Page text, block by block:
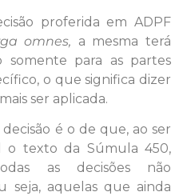
proferida em ADPF
omnes, a mesma terá
somente para as partes
o que significa dizer
ser aplicada.
é o de que, ao ser
o texto da Súmula 450,
as decisões não
seja, aquelas que ainda